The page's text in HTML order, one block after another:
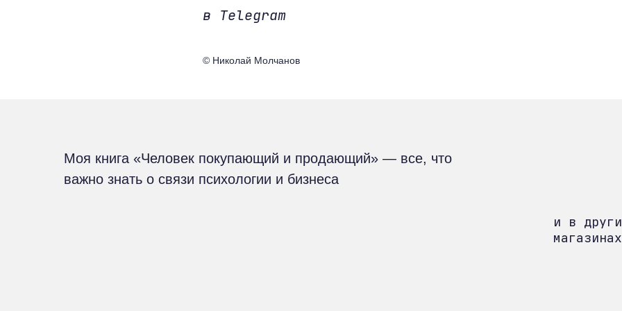
в Telegram
© Николай Молчанов
Моя книга «Человек покупающий и продающий» — все, что
важно знать о связи психологии и бизнеса
и в
магазинах